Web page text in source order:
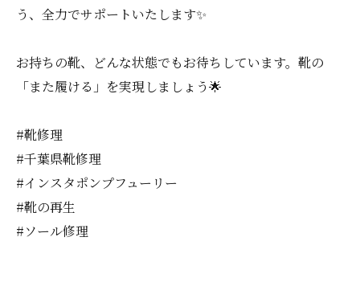
う、全力でサポートいたします✨
お持ちの靴、どんな状態でもお待ちしています。靴の
「また履ける」を実現しましょう🌟
#靴修理
#千葉県靴修理
#インスタポンプフューリー
#靴の再生
#ソール修理